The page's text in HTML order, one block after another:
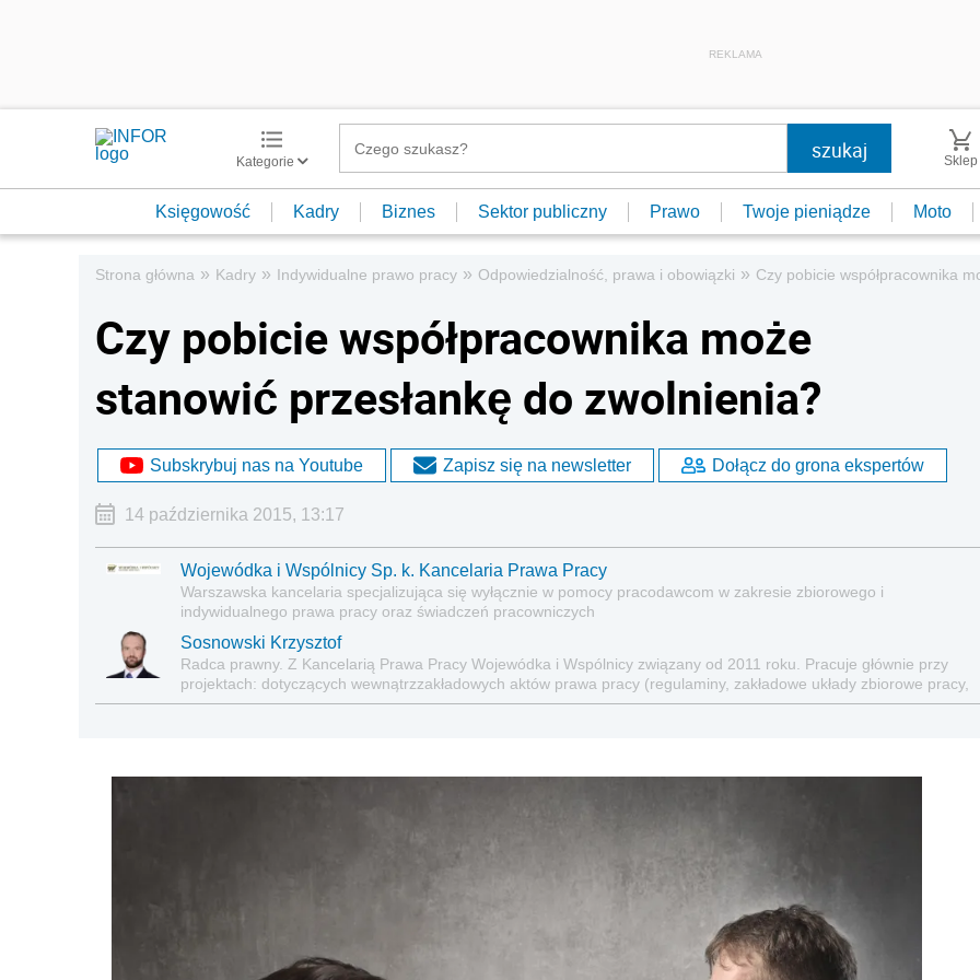
REKLAMA
Kategorie Sklep
Księgowość Kadry Biznes Sektor publiczny Prawo Twoje pieniądze Moto
Strona główna » Kadry » Indywidualne prawo pracy » Odpowiedzialność, prawa i obowiązki » Czy pobicie współpracownika
Czy pobicie współpracownika może
stanowić przesłankę do zwolnienia?
Subskrybuj nas na Youtube Zapisz się na newsletter Dołącz do grona ekspertów
14 października 2015, 13:17
Wojewódka i Wspólnicy Sp. k. Kancelaria Prawa Pracy
Warszawska kancelaria specjalizująca się wyłącznie w pomocy pracodawcom w zakresie zbiorowego i
indywidualnego prawa pracy oraz świadczeń pracowniczych
Sosnowski Krzysztof
Radca prawny. Z Kancelarią Prawa Pracy Wojewódka i Wspólnicy związany od 2011 roku. Pracuje głównie przy
projektach: dotyczących wewnątrzzakładowych aktów prawa pracy (regulaminy, zakładowe układy zbiorowe pracy,
porozumienia z organizacjami związkowymi), w obszarze relacji ze związkami zawodowymi i zbiorowego prawa
zakresu bezpieczeństwa i higieny pracy Szkoły Głównej Służby Pożarniczej. Autor licznych publikacji z zakresu